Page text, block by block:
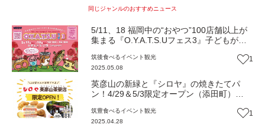
同じジャンルのおすすめニュース
5/11、18 福岡中の“おやつ”100店舗以上が
集まる『O.Y.A.T.S.Uフェス3』子どもがテ
留米市）【イベント】
筑後食べるイベント観光
2025.05.08
1
英彦山の新緑と『シロヤ』の焼きたてパ
ン！4/29＆5/3限定オープン（添田町）
筑豊食べるイベント観光
2025.04.28
1